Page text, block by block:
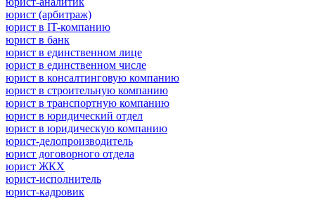
юрист (арбитраж)
юрист в IT-компанию
юрист в банк
юрист в единственном лице
юрист в единственном числе
юрист в консалтинговую компанию
юрист в строительную компанию
юрист в транспортную компанию
юрист в юридический отдел
юрист в юридическую компанию
юрист-делопроизводитель
юрист договорного отдела
юрист ЖКХ
юрист-исполнитель
юрист-кадровик